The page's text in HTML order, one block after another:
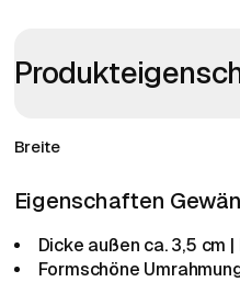
Breite
Eigenschaften
Dicke außen ca. 3,5 cm
Formschöne